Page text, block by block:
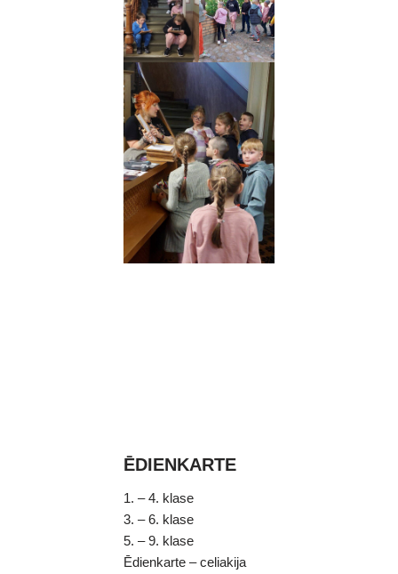
ĒDIENKARTE
1. – 4. klase
3. – 6. klase
5. – 9. klase
Ēdienkarte – celiakija